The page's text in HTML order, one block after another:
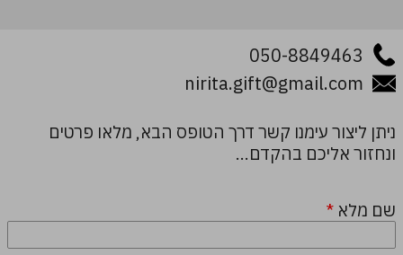
ניתן ליצור עימנו קשר דרך הטופס הבא, מלאו פרטים
ונחזור אליכם בהקדם...
שם מלא *